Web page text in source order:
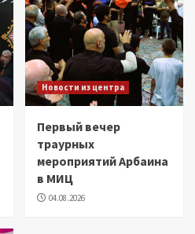
Новости из центра
Первый вечер
траурных
мероприятий Арбаина
в МИЦ
04.08.2026